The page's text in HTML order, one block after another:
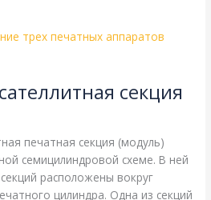
секция
печатная секция (модуль)
семицилиндровой схеме. В ней
расположены вокруг
цилиндра. Одна из секций